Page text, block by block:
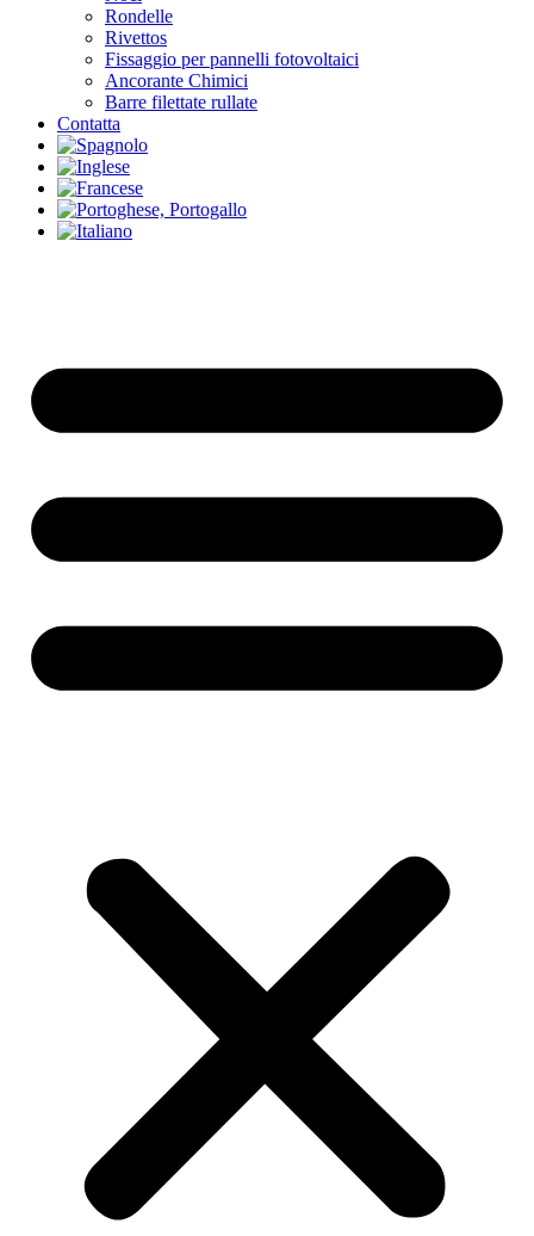
Rondelle
Rivettos
Fissaggio per pannelli fotovoltaici
Ancorante Chimici
Barre filettate rullate
Contatta